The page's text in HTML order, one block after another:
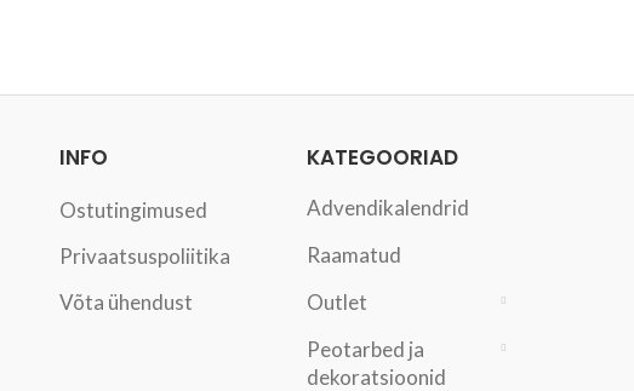
INFO
Ostutingimused
Privaatsuspoliitika
Võta ühendust
KATEGOORIAD
Advendikalendrid
Raamatud
Outlet
Peotarbed ja
dekoratsioonid